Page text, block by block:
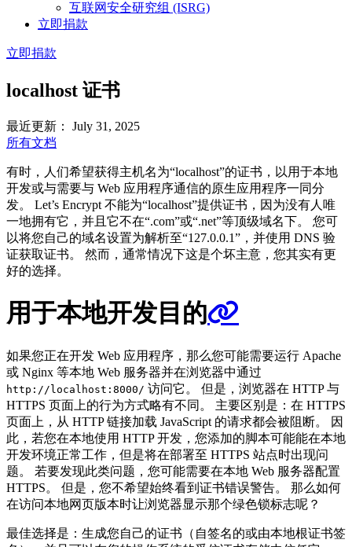
互联网安全研究组 (ISRG)
立即捐款
立即捐款
localhost 证书
最近更新： July 31, 2025
所有文档
有时，人们希望获得主机名为“localhost”的证书，以用于本地
开发或与需要与 Web 应用程序通信的原生应用程序一同分
发。 Let’s Encrypt 不能为“localhost”提供证书，因为没有人唯
一地拥有它，并且它不在“.com”或“.net”等顶级域名下。 您可
以将您自己的域名设置为解析至“127.0.0.1”，并使用 DNS 验
证获取证书。 然而，通常情况下这是个坏主意，您其实有更
好的选择。
用于本地开发目的
如果您正在开发 Web 应用程序，那么您可能需要运行 Apache
或 Nginx 等本地 Web 服务器并在浏览器中通过
http://localhost:8000/ 访问它。 但是，浏览器在 HTTP 与
HTTPS 页面上的行为方式略有不同。 主要区别是：在 HTTPS
页面上，从 HTTP 链接加载 JavaScript 的请求都会被阻断。 因
此，若您在本地使用 HTTP 开发，您添加的脚本可能能在本地
开发环境正常工作，但是将在部署至 HTTPS 站点时出现问
题。 若要发现此类问题，您可能需要在本地 Web 服务器配置
HTTPS。 但是，您不希望始终看到证书错误警告。 那么如何
在访问本地网页版本时让浏览器显示那个绿色锁标志呢？
最佳选择是：生成您自己的证书（自签名的或由本地根证书签